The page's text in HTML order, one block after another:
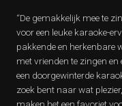
“De gemakkelijk mee te
voor een leuke karaoke-
pakkende en herkenbare
met vrienden te zingen en
een doorgewinterde
zoek bent naar wat